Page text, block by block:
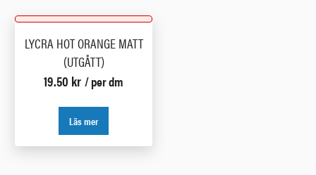
LYCRA HOT ORANGE MATT
(UTGÅTT)
19.50 kr / per dm
Läs mer